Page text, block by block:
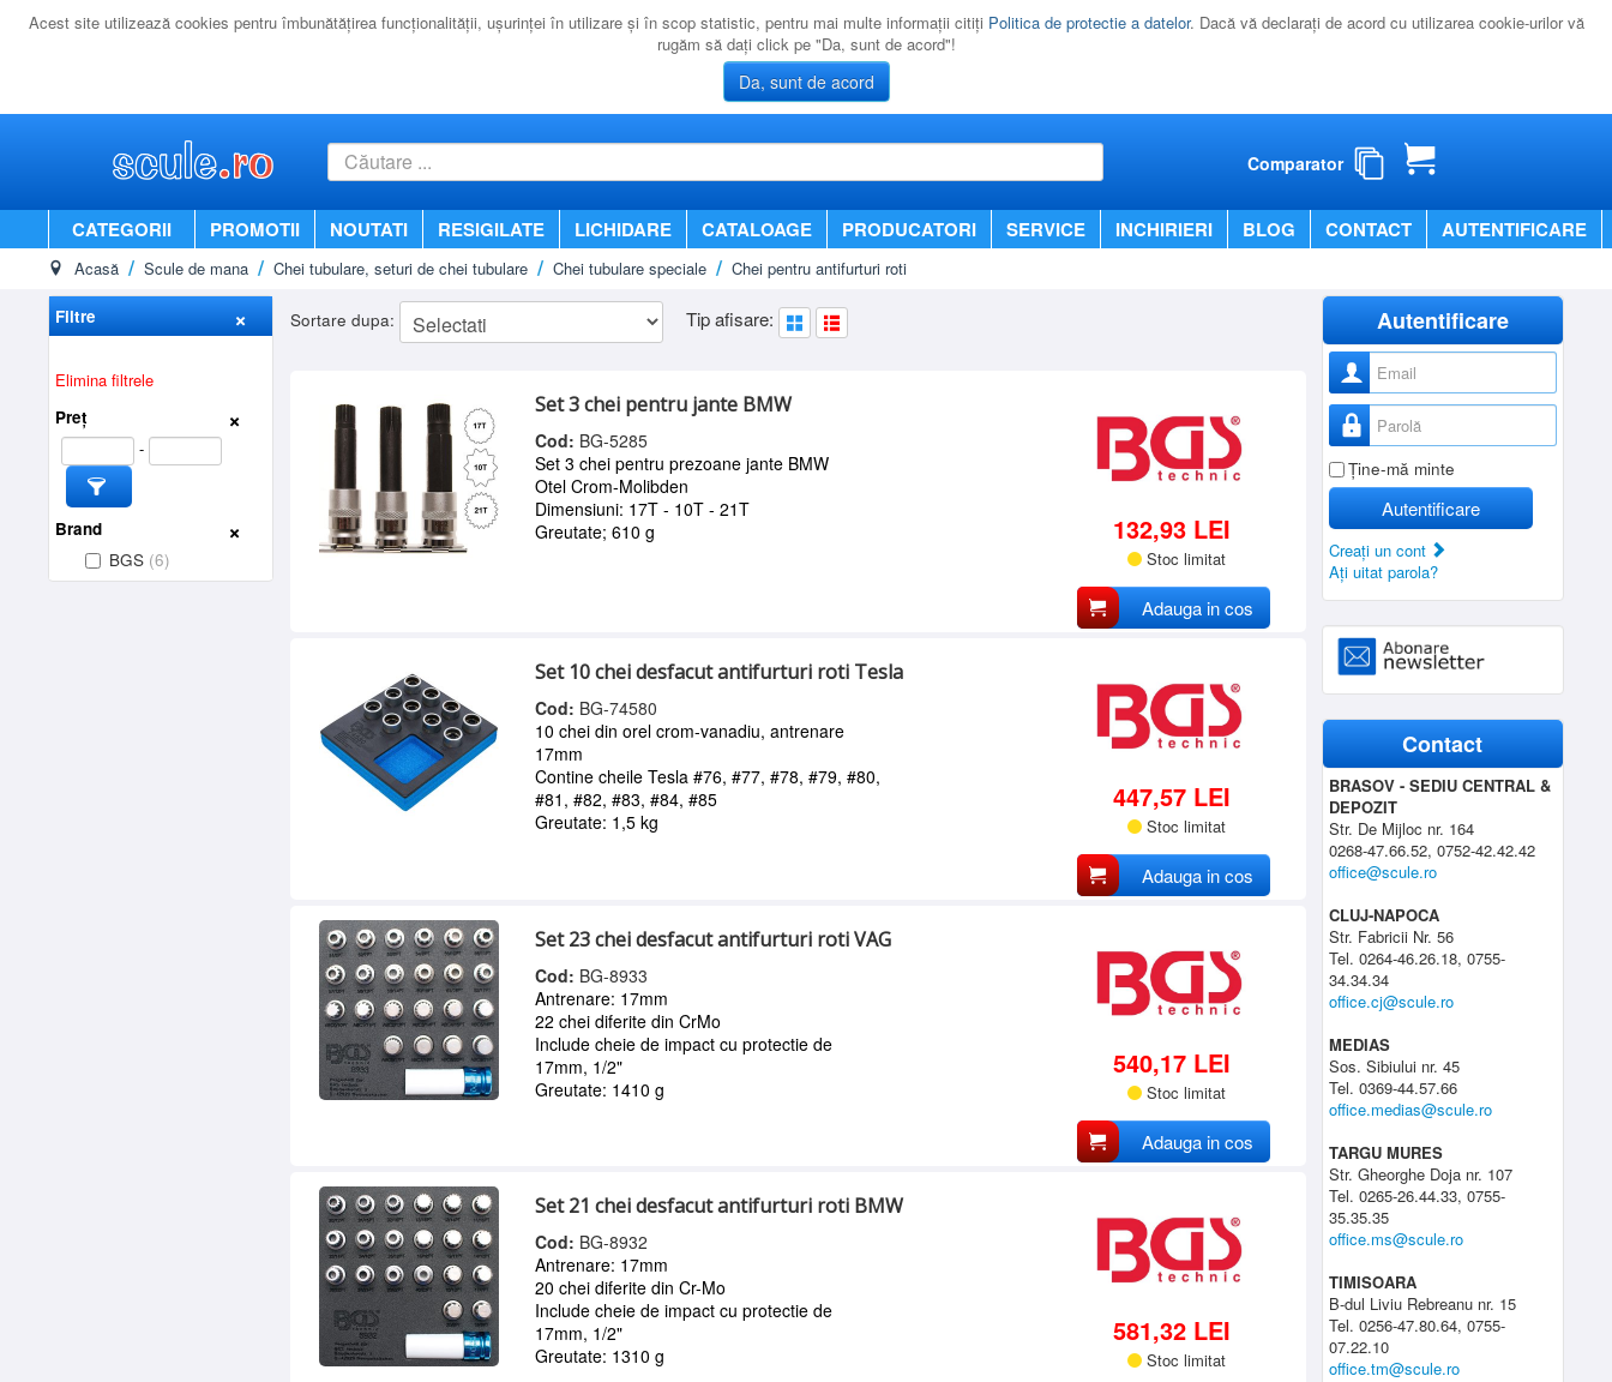
Acest site utilizează cookies pentru îmbunătăţirea funcţionalităţii, uşurinţei în utilizare şi în scop statistic, pentru mai multe informaţii citiţi Politica de protectie a datelor. Dacă vă declaraţi de acord cu utilizarea cookie-urilor vă
rugăm să daţi click pe "Da, sunt de acord"!
Da, sunt de acord
Comparator
CATEGORII PROMOTII NOUTATI RESIGILATE LICHIDARE CATALOAGE PRODUCATORI SERVICE INCHIRIERI BLOG CONTACT AUTENTIFICARE
Acasă Scule de mana Chei tubulare, seturi de chei tubulare Chei tubulare speciale Chei pentru antifurturi roti
Filtre
Elimina filtrele
Preț
-
Brand
BGS (6)
Sortare dupa: Tip afisare:
Set 3 chei pentru jante BMW
Cod: BG-5285
Set 3 chei pentru prezoane jante BMW
Otel Crom-Molibden
Dimensiuni: 17T - 10T - 21T
Greutate; 610 g
132,93 LEI
Stoc limitat
Adauga in cos
Set 10 chei desfacut antifurturi roti Tesla
Cod: BG-74580
10 chei din orel crom-vanadiu, antrenare
17mm
Contine cheile Tesla #76, #77, #78, #79, #80,
#81, #82, #83, #84, #85
Greutate: 1,5 kg
447,57 LEI
Stoc limitat
Adauga in cos
Set 23 chei desfacut antifurturi roti VAG
Cod: BG-8933
Antrenare: 17mm
22 chei diferite din CrMo
Include cheie de impact cu protectie de
17mm, 1/2"
Greutate: 1410 g
540,17 LEI
Stoc limitat
Adauga in cos
Set 21 chei desfacut antifurturi roti BMW
Cod: BG-8932
Antrenare: 17mm
20 chei diferite din Cr-Mo
Include cheie de impact cu protectie de
17mm, 1/2"
Greutate: 1310 g
581,32 LEI
Stoc limitat
Autentificare
Nume utilizator
Parolă
Ţine-mă minte
Autentificare
Creaţi un cont
Aţi uitat parola?
Contact
BRASOV - SEDIU CENTRAL &
DEPOZIT
Str. De Mijloc nr. 164
0268-47.66.52, 0752-42.42.42
office@scule.ro
CLUJ-NAPOCA
Str. Fabricii Nr. 56
Tel. 0264-46.26.18, 0755-
34.34.34
office.cj@scule.ro
MEDIAS
Sos. Sibiului nr. 45
Tel. 0369-44.57.66
office.medias@scule.ro
TARGU MURES
Str. Gheorghe Doja nr. 107
Tel. 0265-26.44.33, 0755-
35.35.35
office.ms@scule.ro
TIMISOARA
B-dul Liviu Rebreanu nr. 15
Tel. 0256-47.80.64, 0755-
07.22.10
office.tm@scule.ro